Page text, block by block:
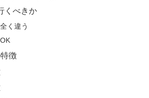
くべきか
く違う
徴